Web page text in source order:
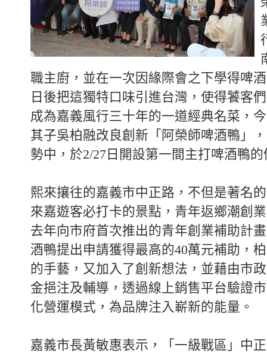
職主廚，並在一次因緣際會之下學得啤
日後把這獨特口味引進台灣，使得饕客
成為嘉義風行三十年的一道經典名菜，
其子吳柏融改良創新「阿榮師啤酒鴨」
勢中，於2/27日開設第一間主打啤酒鴨
熙來攘往的嘉義市中正路，不但是著名
來嘉遊客必打卡的景點，青年返鄉潮創
去年向市府首次推出的青年創業補助計
酒鴨提出申請獲得最高的40萬元補助，
的手藝，又加入了創新想法，並藉由市
金挹注及輔導，透過線上銷售平台驗證
化營運模式，為品牌注入嶄新的能量。
嘉義市長黃敏惠表示，「一級戰區」中